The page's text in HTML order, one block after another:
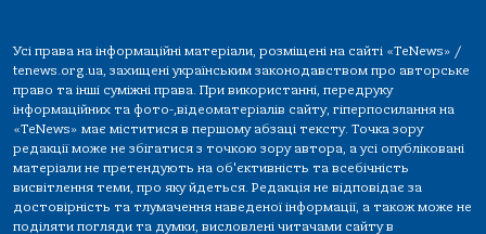
Усі права на інформаційні матеріали, розміщені на сайті «TeNews» /
tenews.org.ua, захищені українським законодавством про авторське
право та інші суміжні права. При використанні, передруку
інформаційних та фото-,відеоматеріалів сайту, гіперпосилання на
«TeNews» має міститися в першому абзаці тексту. Точка зору
редакції може не збігатися з точкою зору автора, а усі опубліковані
матеріали не претендують на об'єктивність та всебічність
висвітлення теми, про яку йдеться. Редакція не відповідає за
достовірність та тлумачення наведеної інформації, а також може не
поділяти погляди та думки, висловлені читачами сайту в